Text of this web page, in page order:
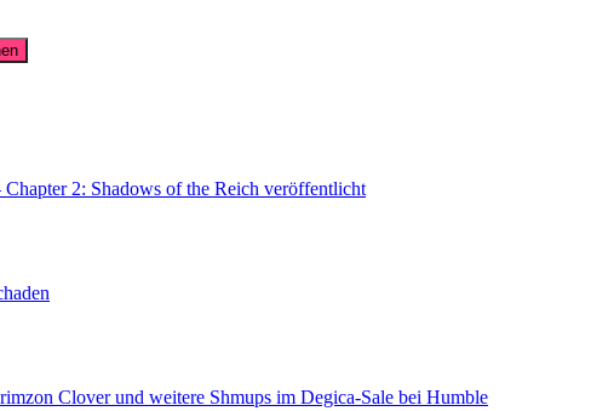
2: Shadows of the Reich veröffentlicht
Clover und weitere Shmups im Degica-Sale bei Humble